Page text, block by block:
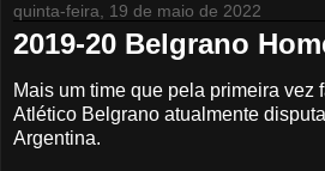
quinta-feira, 19 de maio de 2022
2019-20 Belgrano
Mais um time que pela primeira vez
Atlético Belgrano atualmente
Argentina.